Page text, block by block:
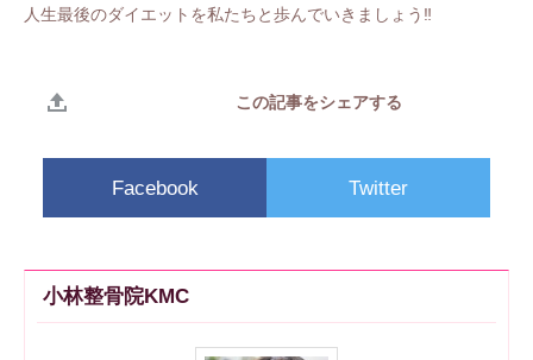
人生最後のダイエットを私たちと歩んでいきましょう‼️
この記事をシェアする
Facebook Twitter
小林整骨院KMC